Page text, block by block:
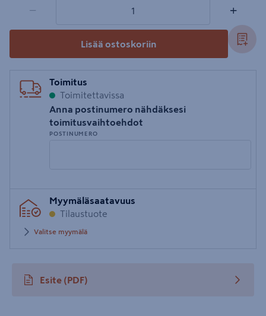
− +
Lisää ostoskoriin
Toimitus
Toimitettavissa
Anna postinumero nähdäksesi
toimitusvaihtoehdot
POSTINUMERO
postinumero
Myymäläsaatavuus
Tilaustuote
Valitse myymälä
Esite (PDF)
avautuu uuteen välilehteen